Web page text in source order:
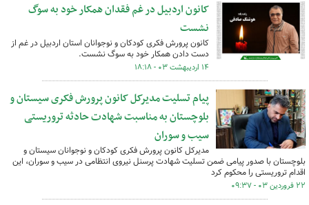
کانون اردبیل در غم فقدان همکار خود به سوگ
نشست
کانون پرورش فکری کودکان و نوجوانان استان اردبیل در غم از
دست دادن همکار خود به سوگ نشست.
۱۴ اردیبهشت ۰۳ - ۱۸:۱۸
پیام تسلیت مدیرکل کانون پرورش فکری سیستان و
بلوچستان به مناسبت شهادت حادثه تروریستی
سیب و سوران
مدیرکل کانون پرورش فکری کودکان و نوجوانان سیستان و
بلوچستان با صدور پیامی ضمن تسلیت شهادت پرسنل نیروی انتظامی در سیب و سوران، این
اقدام تروریستی را محکوم کرد
۲۲ فروردین ۰۳ - ۰۹:۳۷